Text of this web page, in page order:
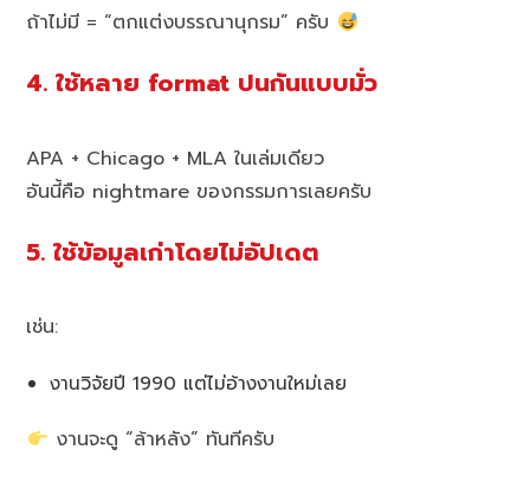
ถ้าไม่มี = “ตกแต่งบรรณานุกรม” ครับ
4. ใช้หลาย format ปนกันแบบมั่ว
APA + Chicago + MLA ในเล่มเดียว
อันนี้คือ nightmare ของกรรมการเลยครับ
5. ใช้ข้อมูลเก่าโดยไม่อัปเดต
เช่น:
งานวิจัยปี 1990 แต่ไม่อ้างงานใหม่เลย
งานจะดู “ล้าหลัง” ทันทีครับ